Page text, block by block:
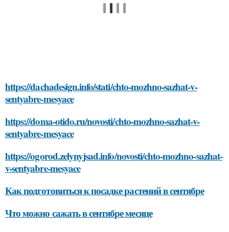
https://dachadesign.info/stati/chto-mozhno-sazhat-v-
sentyabre-mesyace
https://doma-otido.ru/novosti/chto-mozhno-sazhat-v-
sentyabre-mesyace
https://ogorod.zelynyjsad.info/novosti/chto-mozhno-sazhat-
v-sentyabre-mesyace
Как подготовиться к посадке растений в сентябре
Что можно сажать в сентябре месяце